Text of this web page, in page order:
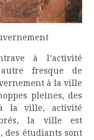
à l’activité
fresque de
à la ville
pleines, des
la ville, activité
la ville est
des étudiants sont